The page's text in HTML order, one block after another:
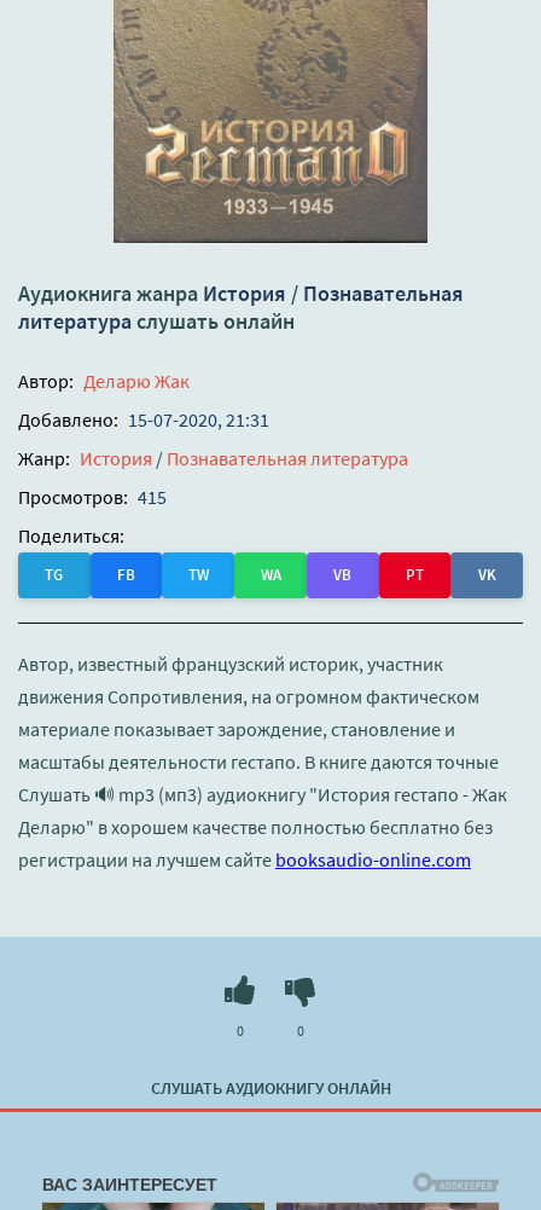
Аудиокнига жанра История / Познавательная
литератураслушать онлайн
Автор: Деларю Жак
Добавлено: 15-07-2020, 21:31
Жанр: История / Познавательная литература
Просмотров: 415
Поделиться:
TG FB TW WA VB PT VK
Автор, известный французский историк, участник
движения Сопротивления, на огромном фактическом
материале показывает зарождение, становление и
масштабы деятельности гестапо. В книге даются точные
Слушать 🔊 mp3 (мп3) аудиокнигу "История гестапо - Жак
Деларю" в хорошем качестве полностью бесплатно без
регистрации на лучшем сайте booksaudio-online.com
СЛУШАТЬ АУДИОКНИГУ ОНЛАЙН
0 0